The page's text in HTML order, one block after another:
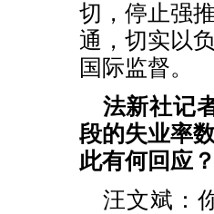
切，停止强
通，切实以
国际监督。
法新社记
段的失业率
此有何回应？
汪文斌：